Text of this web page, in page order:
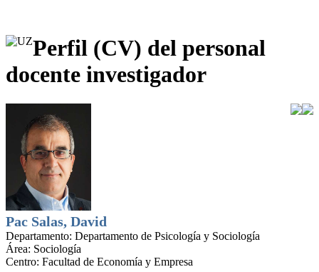
Perfil (CV) del personal
docente investigador
Pac Salas, David
Departamento: Departamento de Psicología y Sociología
Área: Sociología
Centro: Facultad de Economía y Empresa